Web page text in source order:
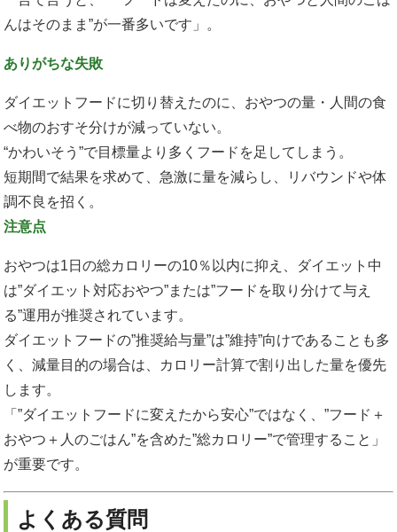
んはそのまま”が一番多いです」。
ありがちな失敗
ダイエットフードに切り替えたのに、おやつの量・人間の食
べ物のおすそ分けが減っていない。
“かわいそう”で目標量より多くフードを足してしまう。
短期間で結果を求めて、急激に量を減らし、リバウンドや体
調不良を招く。
注意点
おやつは1日の総カロリーの10％以内に抑え、ダイエット中
は”ダイエット対応おやつ”または”フードを取り分けて与え
る”運用が推奨されています。
ダイエットフードの”推奨給与量”は”維持”向けであることも多
く、減量目的の場合は、カロリー計算で割り出した量を優先
します。
「”ダイエットフードに変えたから安心”ではなく、”フード＋
おやつ＋人のごはん”を含めた”総カロリー”で管理すること」
が重要です。
よくある質問